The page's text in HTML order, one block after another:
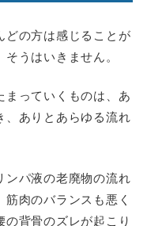
どの方は感じることが
うはいきません。
っていくものは、あ
、ありとあらゆる流れ
ンパ液の老廃物の流れ
肉のバランスも悪く
背骨のズレが起こり